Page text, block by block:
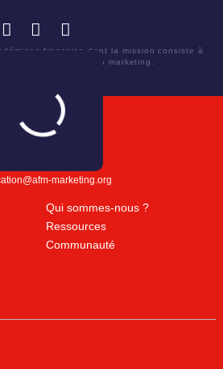
française dont la mission consiste à
savoir scientifique en marketing.
marketing.org
Qui sommes-nous ?
Ressources
Communauté